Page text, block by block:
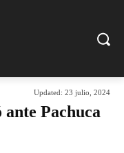
Updated: 23 julio, 2024
Pachuca